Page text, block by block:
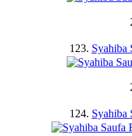
123. Syahiba
124. Syahiba